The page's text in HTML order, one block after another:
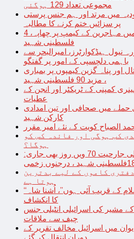
مجموعی تعداد 129 ہوگئی
میں مرتد اور ہم جنس پرستی
پر سزائیں ختم کرنے کا مطالبہ
اسرائیل کا فارعہ میں مہاجرین کے کیمپ پر چھاپہ، 4
فلسطینی شہید
نیول ہیڈکوارٹرز، امیرالبحر سے
باہمی دلچسپی کے امور پر گفتگو
اور پناہ گزین کیمپوں پر بمباری
، مزید 90 فلسطینی شہید
کمپنی کے ٹریکٹر اور انجن کے
عطیات
حملے میں صحافی اور تین امدادی
کارکن شہید
الصباح کویت کے نئے امیر مقرر
کب ہوگی اور فائدہ کس کو
ہوگا؟
غزہ پر اسرائیلی جارحیت 70 ویں روز بھی جاری:
شہید ، درجنوں زخمی
کاموں کے لیے بدترین
ہوتا ہے
“غزہ کے حالات دیکھ کر اسلام کے قریب آئی ہوں”، اُشنا شاہ
کا انکشاف
مشیر کی اسرائیلی انٹیلی جنس
چیف سے ملاقات
میں اسرائیل مخالف تقریر کے
دوران انتقال کر گئے